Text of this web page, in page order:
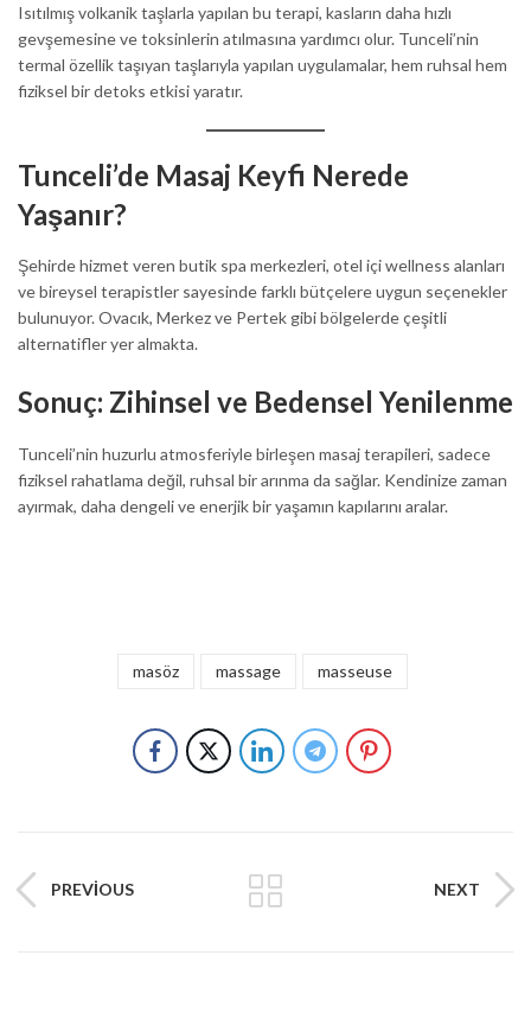
Isıtılmış volkanik taşlarla yapılan bu terapi, kasların daha hızlı
gevşemesine ve toksinlerin atılmasına yardımcı olur. Tunceli’nin
termal özellik taşıyan taşlarıyla yapılan uygulamalar, hem ruhsal hem
fiziksel bir detoks etkisi yaratır.
Tunceli’de Masaj Keyfi Nerede
Yaşanır?
Şehirde hizmet veren butik spa merkezleri, otel içi wellness alanları
ve bireysel terapistler sayesinde farklı bütçelere uygun seçenekler
bulunuyor. Ovacık, Merkez ve Pertek gibi bölgelerde çeşitli
alternatifler yer almakta.
Sonuç: Zihinsel ve Bedensel Yenilenme
Tunceli’nin huzurlu atmosferiyle birleşen masaj terapileri, sadece
fiziksel rahatlama değil, ruhsal bir arınma da sağlar. Kendinize zaman
ayırmak, daha dengeli ve enerjik bir yaşamın kapılarını aralar.
masöz massage masseuse
PREVIOUS NEXT